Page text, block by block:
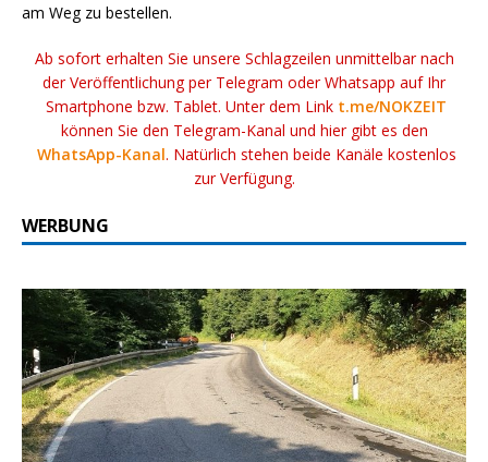
am Weg zu bestellen.
Ab sofort erhalten Sie unsere Schlagzeilen unmittelbar nach
der Veröffentlichung per Telegram oder Whatsapp auf Ihr
Smartphone bzw. Tablet. Unter dem Link t.me/NOKZEIT
können Sie den Telegram-Kanal und hier gibt es den
WhatsApp-Kanal. Natürlich stehen beide Kanäle kostenlos
zur Verfügung.
WERBUNG